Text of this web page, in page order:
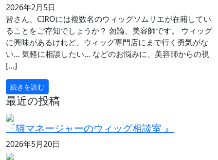
2026年2月5日
皆さん、CIROには複数名のウィッグソムリエが在籍してい
ることをご存知でしょうか？ 勿論、美容師です。 ウィッグ
に興味があるけれど、ウィッグ専門店にまで行く勇気がな
い… 気軽に相談したい… などのお悩みに、美容師からの視
[…]
続きを読む
最近の投稿
『猫マネージャーのウィッグ相談室 』
2026年5月20日